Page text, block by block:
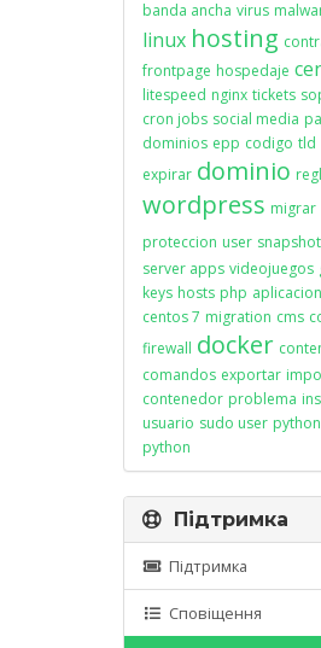
banda ancha virus
linux hosting
frontpage hospedaje
litespeed nginx tickets
cron jobs social media
dominios epp codigo tld
expirar dominio
wordpress migrar
proteccion user snapshot
server apps videojuegos
keys hosts php
centos 7 migration cms
firewall docker
comandos exportar
contenedor problema
usuario sudo user
python
Підтримка
Підтримка
Сповіщення